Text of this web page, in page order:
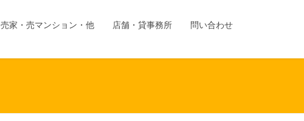
売家・売マンション・他 店舗・貸事務所 問い合わせ